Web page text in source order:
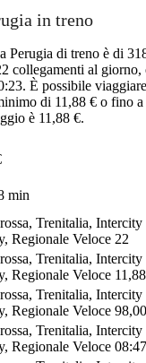
in treno
Perugia di treno è di
collegamenti al giorno,
È possibile
di 11,88 € o fino
è 11,88 €.
min
Trenitalia,
Regionale Veloce 22
Trenitalia,
Regionale Veloce
Trenitalia,
Regionale Veloce
Trenitalia,
Regionale Veloce 08:47